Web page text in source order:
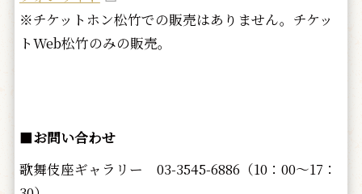
※チケットホン松竹での販売はありません。チケッ
トWeb松竹のみの販売。
■お問い合わせ
歌舞伎座ギャラリー 03-3545-6886（10：00～17：